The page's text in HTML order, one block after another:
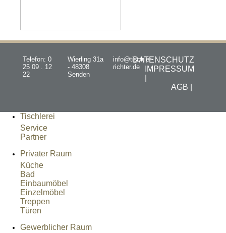
Telefon: 0
25 09 . 12
22
Wierling 31a
- 48308
Senden
info@tischler-
richter.de
DATENSCHUTZ
IMPRESSUM
AGB |
Tischlerei
Service
Partner
Privater Raum
Küche
Bad
Einbaumöbel
Einzelmöbel
Treppen
Türen
Gewerblicher Raum